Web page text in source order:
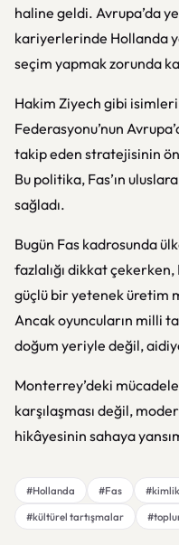
haline geldi. Avrupa’da
kariyerlerinde Hollanda
seçim yapmak zorunda
Hakim Ziyech gibi
Federasyonu’nun
takip eden stratejisinin
Bu politika, Fas’ın
sağladı.
Bugün Fas kadrosunda
fazlalığı dikkat
güçlü bir yetenek üretim
Ancak oyuncuların milli
doğum yeriyle değil,
Monterrey’deki
karşılaşması değil,
hikâyesinin sahaya
#Hollanda #Fas #kimlik
#kültürel tartışmalar